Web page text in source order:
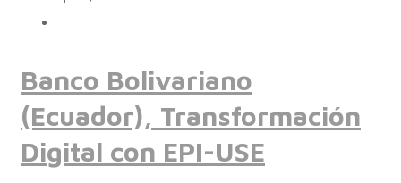
Implementación SAP SuccessFactors
Banco Bolivariano
(Ecuador), Transformación
Digital con EPI-USE